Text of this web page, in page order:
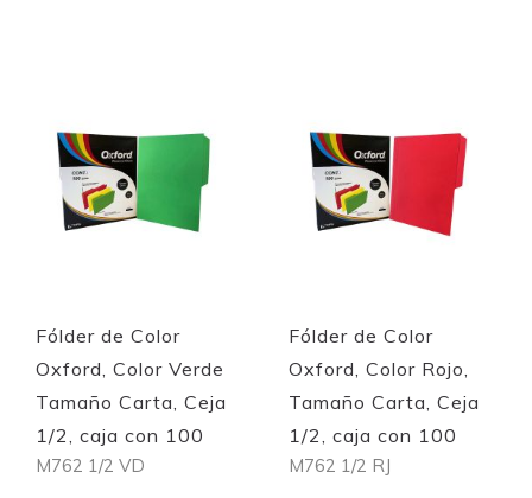
Quickview Quickview
Fólder de Color
Oxford, Color Verde
Tamaño Carta, Ceja
1/2, caja con 100
M762 1/2 VD
Fólder de Color
Oxford, Color Rojo,
Tamaño Carta, Ceja
1/2, caja con 100
M762 1/2 RJ